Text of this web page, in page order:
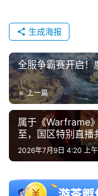
生成海报
全服争霸赛开启！
上一篇
属于《Warframe
至，国区特别直播
2026年7月9日 4:20 上午